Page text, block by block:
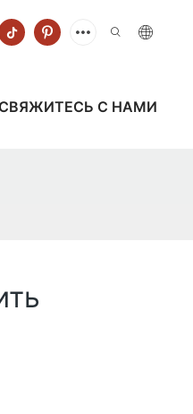
СВЯЖИТЕСЬ С НАМИ